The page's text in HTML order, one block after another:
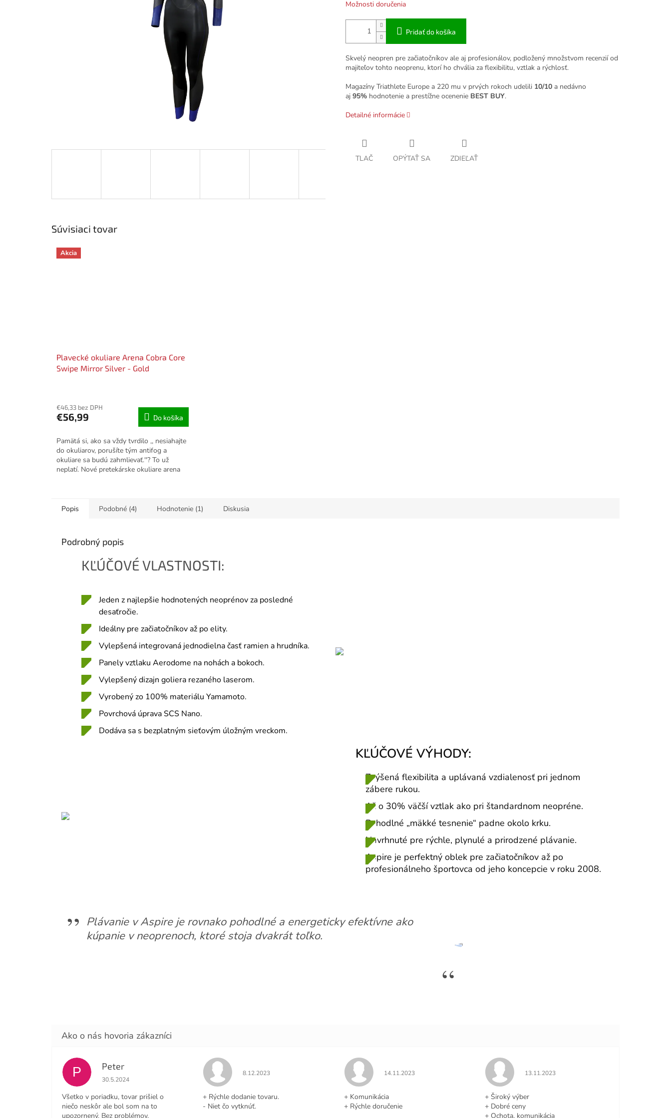
Možnosti doručenia
Pridať do košíka
Skvelý neopren pre začiatočníkov ale aj profesionálov, podložený množstvom recenzií od
majiteľov tohto neoprenu, ktorí ho chvália za flexibilitu, vztlak a rýchlosť.
Magazíny Triathlete Europe a 220 mu v prvých rokoch udelili 10/10 a nedávno
aj 95% hodnotenie a prestížne ocenenie BEST BUY.
Detailné informácie
TLAČ OPÝTAŤ SA ZDIEĽAŤ
Súvisiaci tovar
Akcia
Plavecké okuliare Arena Cobra Core
Swipe Mirror Silver - Gold
€46,33 bez DPH
€56,99 Do košíka
Pamätá si, ako sa vždy tvrdilo ,, nesiahajte
do okuliarov, porušíte tým antifog a
okuliare sa budú zahmlievať.''? To už
neplatí. Nové pretekárske okuliare arena
Popis Podobné (4) Hodnotenie (1) Diskusia
Podrobný popis
KĽÚČOVÉ VLASTNOSTI:
Jeden z najlepšie hodnotených neoprénov za posledné
desaťročie.
Ideálny pre začiatočníkov až po elity.
Vylepšená integrovaná jednodielna časť ramien a hrudníka.
Panely vztlaku Aerodome na nohách a bokoch.
Vylepšený dizajn goliera rezaného laserom.
Vyrobený zo 100% materiálu Yamamoto.
Povrchová úprava SCS Nano.
Dodáva sa s bezplatným sieťovým úložným vreckom.
KĽÚČOVÉ VÝHODY:
Zvýšená flexibilita a uplávaná vzdialenosť pri jednom
zábere rukou.
Až o 30% väčší vztlak ako pri štandardnom neopréne.
Pohodlné „mäkké tesnenie“ padne okolo krku.
Navrhnuté pre rýchle, plynulé a prirodzené plávanie.
Aspire je perfektný oblek pre začiatočníkov až po
profesionálneho športovca od jeho koncepcie v roku 2008.
Plávanie v Aspire je rovnako pohodlné a energeticky efektívne ako
kúpanie v neoprenoch, ktoré stoja dvakrát toľko.
P Peter
Hodnotenie obchodu je 4 z 5 hviezdičiek.
30.5.2024
Všetko v poriadku, tovar prišiel o
niečo neskôr ale bol som na to
upozornený. Bez problémov,
Hodnotenie obchodu je 5 z 5 hviezdičiek.
8.12.2023
+ Rýchle dodanie tovaru.
- Niet čo vytknúť.
Hodnotenie obchodu je 5 z 5 hviezdičiek.
14.11.2023
+ Komunikácia
+ Rýchle doručenie
Hodnotenie obchodu je 5 z 5 hviezdičiek.
13.11.2023
+ Široký výber
+ Dobré ceny
+ Ochota, komunikácia